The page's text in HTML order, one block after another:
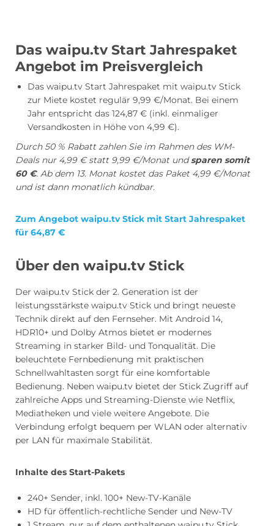
Das waipu.tv Start Jahrespaket
Angebot im Preisvergleich
Das waipu.tv Start Jahrespaket mit waipu.tv Stick
zur Miete kostet regulär 9,99 €/Monat. Bei einem
Jahr entspricht das 124,87 € (inkl. einmaliger
Versandkosten in Höhe von 4,99 €).
Durch 50 % Rabatt zahlen Sie im Rahmen des WM-
Deals nur 4,99 € statt 9,99 €/Monat undsparen somit
60 €. Ab dem 13. Monat kostet das Paket 4,99 €/Monat
und ist dann monatlich kündbar.
Zum Angebot waipu.tv Stick mit Start Jahrespaket
für 64,87 €
Über den waipu.tv Stick
Der waipu.tv Stick der 2. Generation ist der
leistungsstärkste waipu.tv Stick und bringt neueste
Technik direkt auf den Fernseher. Mit Android 14,
HDR10+ und Dolby Atmos bietet er modernes
Streaming in starker Bild- und Tonqualität. Die
beleuchtete Fernbedienung mit praktischen
Schnellwahltasten sorgt für eine komfortable
Bedienung. Neben waipu.tv bietet der Stick Zugriff auf
zahlreiche Apps und Streaming-Dienste wie Netflix,
Mediatheken und viele weitere Angebote. Die
Verbindung erfolgt bequem per WLAN oder alternativ
per LAN für maximale Stabilität.
Inhalte des Start-Pakets
240+ Sender, inkl. 100+ New-TV-Kanäle
HD für öffentlich-rechtliche Sender und New-TV